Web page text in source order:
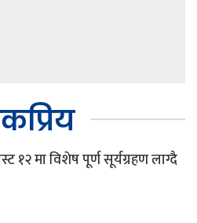
१२ मा विशेष पूर्ण सूर्यग्रहण लाग्दै